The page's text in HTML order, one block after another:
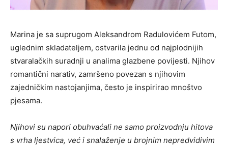
Marina je sa suprugom Aleksandrom Radulovićem Futom,
uglednim skladateljem, ostvarila jednu od najplodnijih
stvaralačkih suradnji u analima glazbene povijesti. Njihov
romantični narativ, zamršeno povezan s njihovim
zajedničkim nastojanjima, često je inspirirao mnoštvo
pjesama.
Njihovi su napori obuhvaćali ne samo proizvodnju hitova
s ​​vrha ljestvica, već i snalaženje u brojnim nepredvidivim